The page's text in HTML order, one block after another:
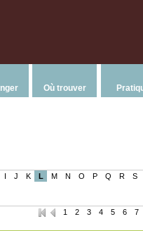
Où trouver
I J K L M N O P Q R S
1 2 3 4 5 6 7